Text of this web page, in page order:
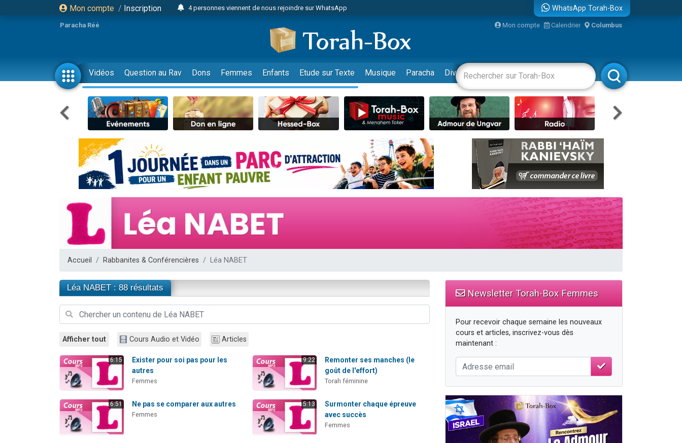
Mon compte / Inscription
4 personnes viennent de nous rejoindre sur WhatsApp
Odaya vient de donner son Maasser
3 personnes viennent de faire un don pour 5 jours de vacances aux Orphelins
3 personnes viennent de faire un don pour Diane, 80 ans, dans un appartement insalubre
13 personnes viennent de demander une bénédiction
2 personnes viennent de nous rejoindre sur WhatsApp
30 personnes viennent de faire un don pour Sauvez la jambe de Yohan
Il reste 49 places pour étudier en groupe sur Zoom
3 personnes viennent de nous rejoindre sur WhatsApp
2 personnes viennent de nous rejoindre sur WhatsApp
3 personnes viennent de nous rejoindre sur WhatsApp
8 personnes viennent de faire un don pour Tsédaka : pauvres d'Israel
Nouvelle émission radio : Visions de grandeur n°104 : Le Chabbath et le Birkat Hamazone à travers le temps
61 personnes viennent de demander une bénédiction
Il reste 49 places pour étudier en groupe sur Zoom
Eva vient de donner son Maasser
WhatsApp Torah-Box
Paracha Réé Mon compte Calendrier Columbus
Vidéos Question au Rav Dons Femmes Enfants Etude sur Texte Musique Paracha Divertissements Livres Rabbanim
Accueil Rabbanites & Conférencières Léa NABET
Léa NABET : 88 résultats
Afficher tout Cours Audio et Vidéo Articles
6:15
Exister pour soi pas pour les
autres
Femmes
9:22
Remonter ses manches (le
goût de l'effort)
Torah féminine
6:51 Ne pas se comparer aux autres
Femmes
5:13
Surmonter chaque épreuve
avec succès
Femmes
Newsletter Torah-Box Femmes
Pour recevoir chaque semaine les nouveaux
cours et articles, inscrivez-vous dès
maintenant :